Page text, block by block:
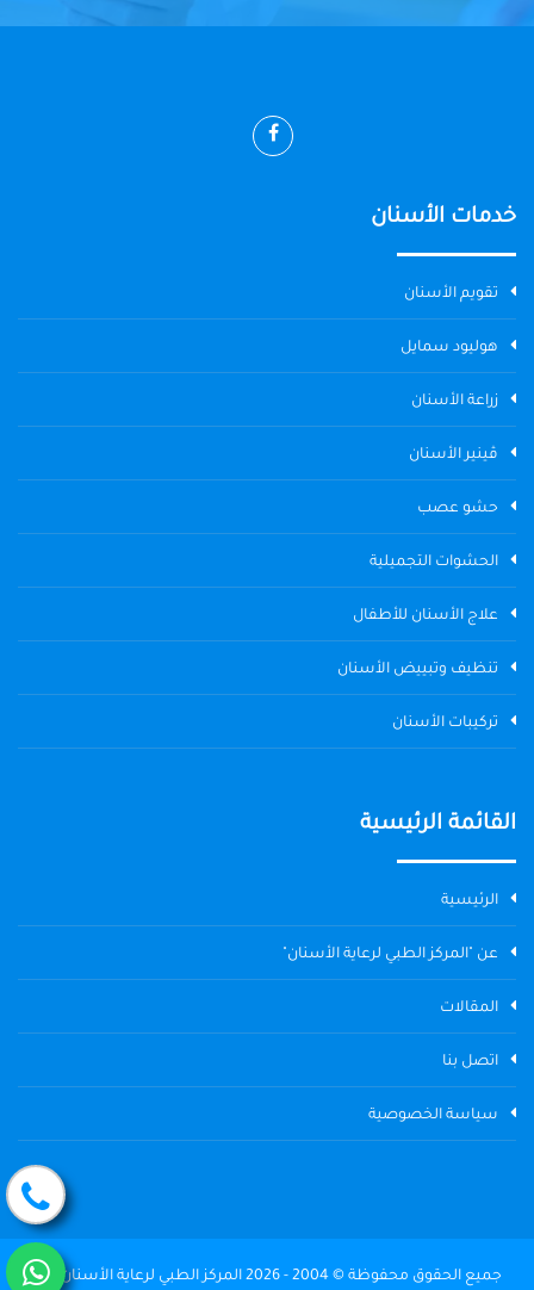
خدمات الأسنان
تقويم الأسنان
هوليود سمايل
زراعة الأسنان
ڤينير الأسنان
حشو عصب
الحشوات التجميلية
علاج الأسنان للأطفال
تنظيف وتبييض الأسنان
تركيبات الأسنان
القائمة الرئيسية
الرئيسية
عن "المركز الطبي لرعاية الأسنان"
المقالات
اتصل بنا
سياسة الخصوصية
جميع الحقوق محفوظة © 2004 - 2026 المركز الطبي لرعاية الأسنان The